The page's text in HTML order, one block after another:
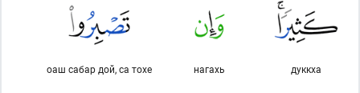
дуккха
нагахь
оаш сабар дой, са тохе